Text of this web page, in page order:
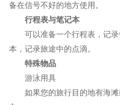
备在信号不好的地方使用。
行程表与笔记本
可以准备一个行程表，记
本，记录旅途中的点滴。
特殊物品
游泳用具
如果您的旅行目的地有海